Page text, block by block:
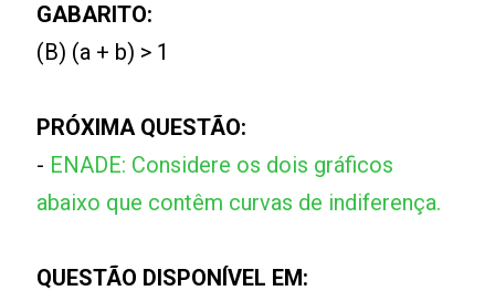
GABARITO:
(B) (a + b) > 1
PRÓXIMA QUESTÃO:
- ENADE: Considere os dois gráficos
abaixo que contêm curvas de indiferença.
QUESTÃO DISPONÍVEL EM: